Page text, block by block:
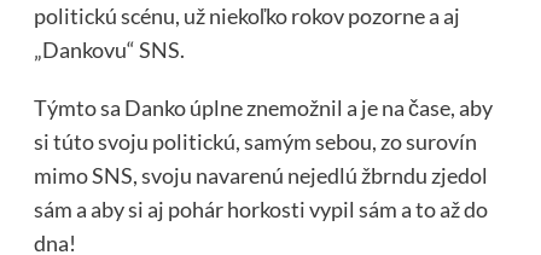
politickú scénu, už niekoľko rokov pozorne a aj
„Dankovu“ SNS.
Týmto sa Danko úplne znemožnil a je na čase, aby
si túto svoju politickú, samým sebou, zo surovín
mimo SNS, svoju navarenú nejedlú žbrndu zjedol
sám a aby si aj pohár horkosti vypil sám a to až do
dna!